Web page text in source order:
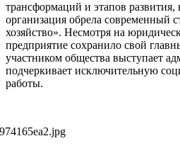
трансформаций и этапов развития,
организация обрела современный
хозяйство». Несмотря на
предприятие сохранило свой
участником общества выступает
подчеркивает исключительную
работы.